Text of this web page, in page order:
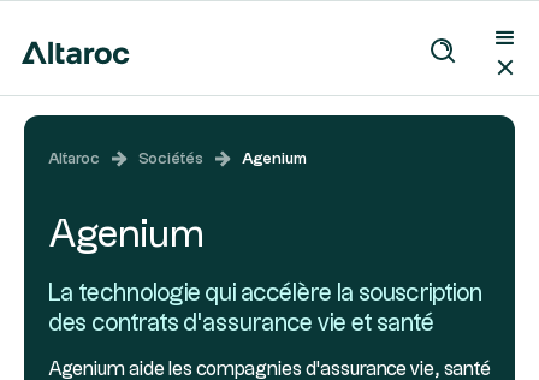
Altaroc Sociétés Agenium
Agenium
La technologie qui accélère la souscription
des contrats d'assurance vie et santé
Agenium aide les compagnies d'assurance vie, santé